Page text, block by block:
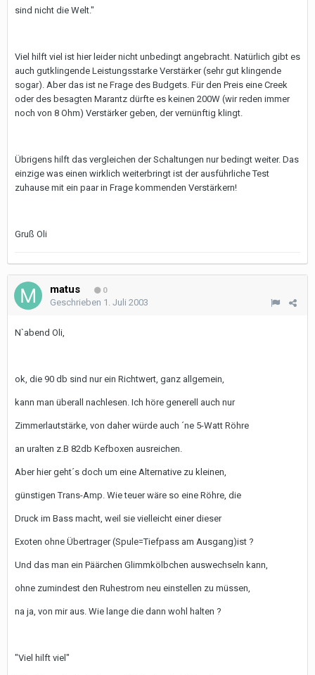
sind nicht die Welt."
Viel hilft viel ist hier leider nicht unbedingt angebracht. Natürlich gibt es
auch gutklingende Leistungsstarke Verstärker (sehr gut klingende
sogar). Aber das ist ne Frage des Budgets. Für den Preis eine Creek
oder des besagten Marantz dürfte es keinen 200W (wir reden immer
noch von 8 Ohm) Verstärker geben, der vernünftig klingt.
Übrigens hilft das vergleichen der Schaltungen nur bedingt weiter. Das
einzige was einen wirklich weiterbringt ist der ausführliche Test
zuhause mit ein paar in Frage kommenden Verstärkern!
Gruß Oli
matus 0
Geschrieben 1. Juli 2003
N`abend Oli,
ok, die 90 db sind nur ein Richtwert, ganz allgemein,
kann man überall nachlesen. Ich höre generell auch nur
Zimmerlautstärke, von daher würde auch ´ne 5-Watt Röhre
an uralten z.B 82db Kefboxen ausreichen.
Aber hier geht´s doch um eine Alternative zu kleinen,
günstigen Trans-Amp. Wie teuer wäre so eine Röhre, die
Druck im Bass macht, weil sie vielleicht einer dieser
Exoten ohne Übertrager (Spule=Tiefpass am Ausgang)ist ?
Und das man ein Päärchen Glimmkölbchen auswechseln kann,
ohne zumindest den Ruhestrom neu einstellen zu müssen,
na ja, von mir aus. Wie lange die dann wohl halten ?
"Viel hilft viel"